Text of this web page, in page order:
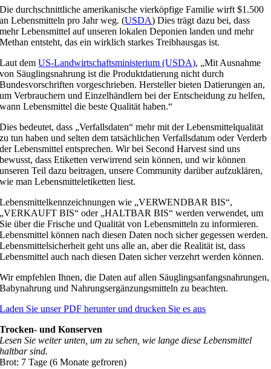
Die durchschnittliche amerikanische vierköpfige Familie wirft $1.500
an Lebensmitteln pro Jahr weg. (USDA) Dies trägt dazu bei, dass
mehr Lebensmittel auf unseren lokalen Deponien landen und mehr
Methan entsteht, das ein wirklich starkes Treibhausgas ist.
Laut demUS-Landwirtschaftsministerium (USDA), „Mit Ausnahme
von Säuglingsnahrung ist die Produktdatierung nicht durch
Bundesvorschriften vorgeschrieben. Hersteller bieten Datierungen an,
um Verbrauchern und Einzelhändlern bei der Entscheidung zu helfen,
wann Lebensmittel die beste Qualität haben.“
Dies bedeutet, dass „Verfallsdaten“ mehr mit der Lebensmittelqualität
zu tun haben und selten dem tatsächlichen Verfallsdatum oder Verderb
der Lebensmittel entsprechen. Wir bei Second Harvest sind uns
bewusst, dass Etiketten verwirrend sein können, und wir können
unseren Teil dazu beitragen, unsere Community darüber aufzuklären,
wie man Lebensmitteletiketten liest.
Lebensmittelkennzeichnungen wie „VERWENDBAR BIS“,
„VERKAUFT BIS“ oder „HALTBAR BIS“ werden verwendet, um
Sie über die Frische und Qualität von Lebensmitteln zu informieren.
Lebensmittel können nach diesen Daten noch sicher gegessen werden.
Lebensmittelsicherheit geht uns alle an, aber die Realität ist, dass
Lebensmittel auch nach diesen Daten sicher verzehrt werden können.
Wir empfehlen Ihnen, die Daten auf allen Säuglingsanfangsnahrungen,
Babynahrung und Nahrungsergänzungsmitteln zu beachten.
Laden Sie unser PDF herunter und drucken Sie es aus
Trocken- und Konserven
Lesen Sie weiter unten, um zu sehen, wie lange diese Lebensmittel
haltbar sind.
Brot: 7 Tage (6 Monate gefroren)